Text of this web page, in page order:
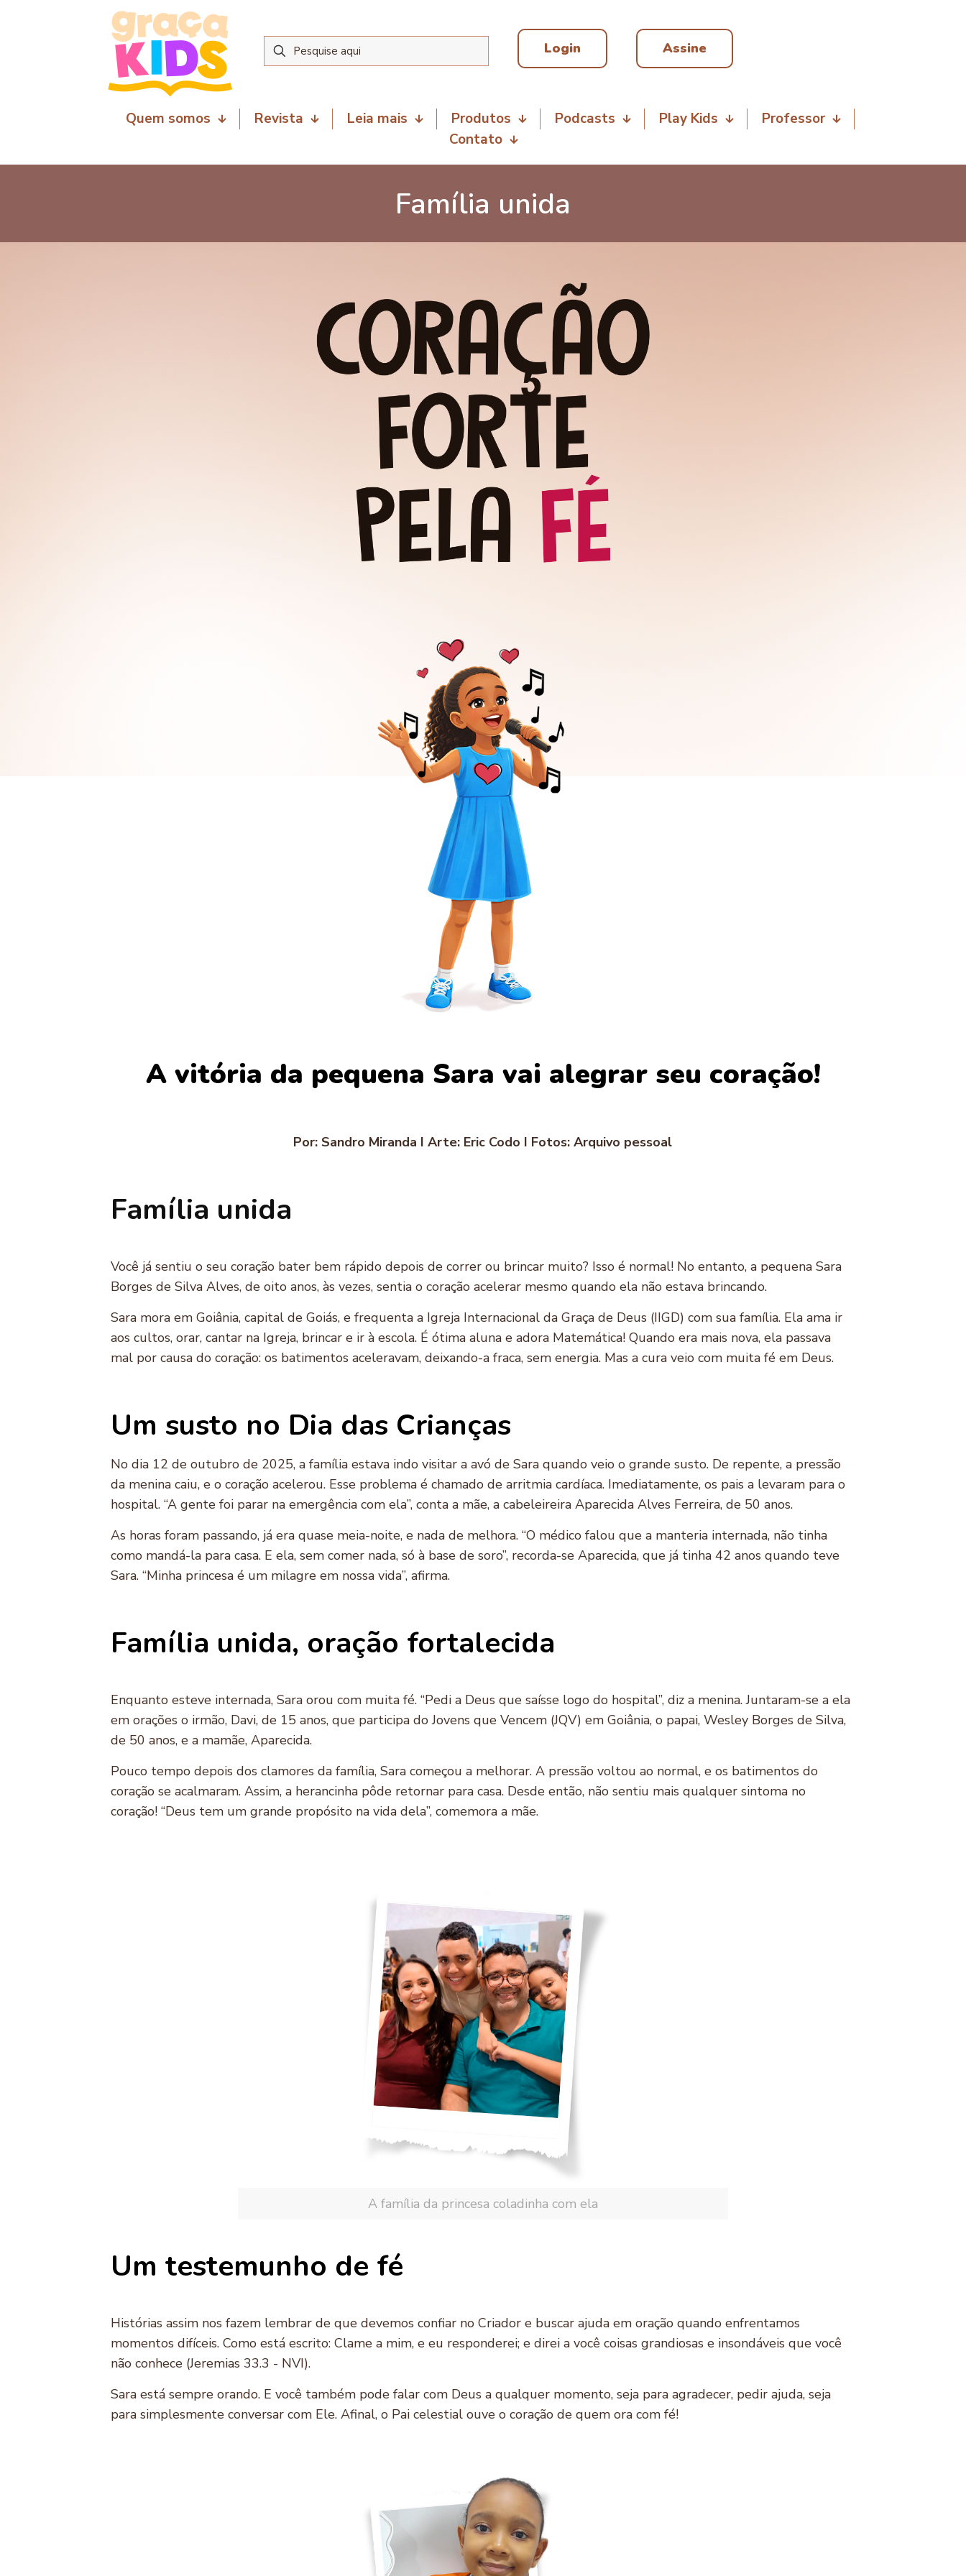
Login Assine
Quem somos Revista Leia mais Produtos Podcasts Play Kids
Professor
Contato
Família unida
A vitória da pequena Sara vai alegrar seu coração!
Por: Sandro Miranda I Arte: Eric Codo I Fotos: Arquivo pessoal
Família unida
Você já sentiu o seu coração bater bem rápido depois de correr ou brincar muito? Isso é normal! No entanto, a pequena Sara
Borges de Silva Alves, de oito anos, às vezes, sentia o coração acelerar mesmo quando ela não estava brincando.
Sara mora em Goiânia, capital de Goiás, e frequenta a Igreja Internacional da Graça de Deus (IIGD) com sua família. Ela ama ir
aos cultos, orar, cantar na Igreja, brincar e ir à escola. É ótima aluna e adora Matemática! Quando era mais nova, ela passava
mal por causa do coração: os batimentos aceleravam, deixando-a fraca, sem energia. Mas a cura veio com muita fé em Deus.
Um susto no Dia das Crianças
No dia 12 de outubro de 2025, a família estava indo visitar a avó de Sara quando veio o grande susto. De repente, a pressão
da menina caiu, e o coração acelerou. Esse problema é chamado de arritmia cardíaca. Imediatamente, os pais a levaram para o
hospital. “A gente foi parar na emergência com ela”, conta a mãe, a cabeleireira Aparecida Alves Ferreira, de 50 anos.
As horas foram passando, já era quase meia-noite, e nada de melhora. “O médico falou que a manteria internada, não tinha
como mandá-la para casa. E ela, sem comer nada, só à base de soro”, recorda-se Aparecida, que já tinha 42 anos quando teve
Sara. “Minha princesa é um milagre em nossa vida”, afirma.
Família unida, oração fortalecida
Enquanto esteve internada, Sara orou com muita fé. “Pedi a Deus que saísse logo do hospital”, diz a menina. Juntaram-se a ela
em orações o irmão, Davi, de 15 anos, que participa do Jovens que Vencem (JQV) em Goiânia, o papai, Wesley Borges de Silva,
de 50 anos, e a mamãe, Aparecida.
Pouco tempo depois dos clamores da família, Sara começou a melhorar. A pressão voltou ao normal, e os batimentos do
coração se acalmaram. Assim, a herancinha pôde retornar para casa. Desde então, não sentiu mais qualquer sintoma no
coração! “Deus tem um grande propósito na vida dela”, comemora a mãe.
A família da princesa coladinha com ela
Um testemunho de fé
Histórias assim nos fazem lembrar de que devemos confiar no Criador e buscar ajuda em oração quando enfrentamos
momentos difíceis. Como está escrito: Clame a mim, e eu responderei; e direi a você coisas grandiosas e insondáveis que você
não conhece (Jeremias 33.3 - NVI).
Sara está sempre orando. E você também pode falar com Deus a qualquer momento, seja para agradecer, pedir ajuda, seja
para simplesmente conversar com Ele. Afinal, o Pai celestial ouve o coração de quem ora com fé!